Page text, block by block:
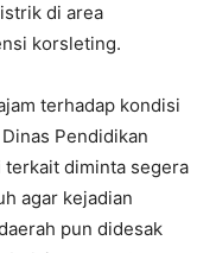
di area
korsleting.
terhadap kondisi
Pendidikan
terkait diminta segera
agar kejadian
pun didesak